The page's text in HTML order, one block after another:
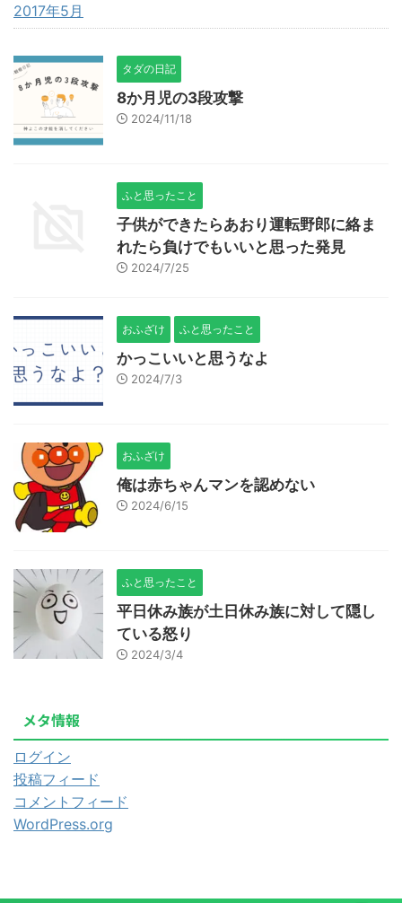
2017年5月
タダの日記
8か月児の3段攻撃
2024/11/18
ふと思ったこと
子供ができたらあおり運転野郎に絡ま
れたら負けでもいいと思った発見
2024/7/25
おふざけ ふと思ったこと
かっこいいと思うなよ
2024/7/3
おふざけ
俺は赤ちゃんマンを認めない
2024/6/15
ふと思ったこと
平日休み族が土日休み族に対して隠し
ている怒り
2024/3/4
メタ情報
ログイン
投稿フィード
コメントフィード
WordPress.org